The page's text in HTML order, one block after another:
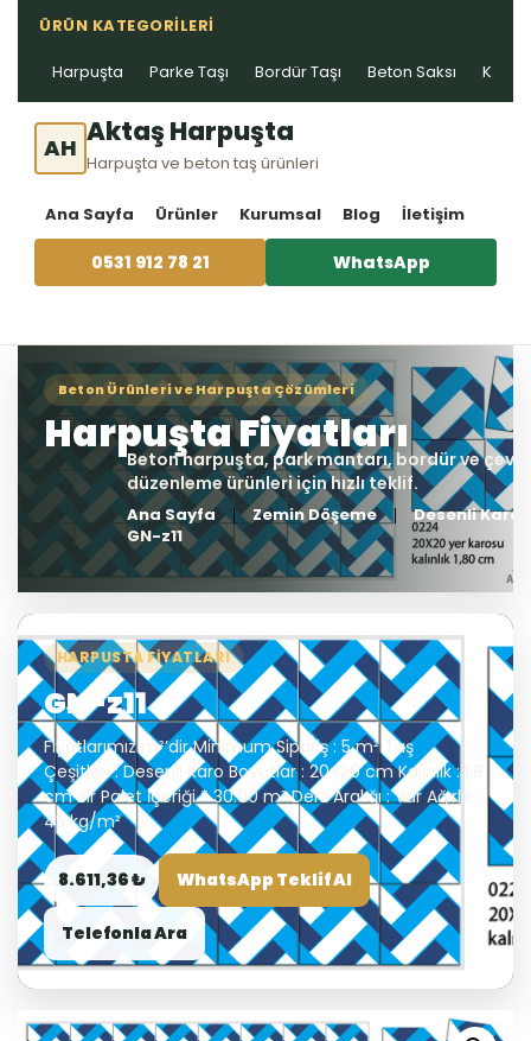
ÜRÜN KATEGORILERI
Harpuşta Parke Taşı Bordür Taşı Beton Saksı Kablo
AH Aktaş Harpuşta
Harpuşta ve beton taş ürünleri
Ana Sayfa Ürünler Kurumsal Blog İletişim
0531 912 78 21 WhatsApp
Ana Sayfa Zemin Döşeme
Desenli Karo
GN-z11
HARPUSTA FIYATLARI
GN-z11
Fiyatlarımız m²’dir Minimum Sipariş : 5 m² Taş
Çeşitleri : Desenli Karo Boyutlar : 20×20 cm Kalınlık : 1.8
cm Bir Palet İçeriği * 30.00 m² Derz Aralığı : Var Ağırlık :
45 kg/m²
8.611,36 ₺ WhatsApp Teklif Al
Telefonla Ara